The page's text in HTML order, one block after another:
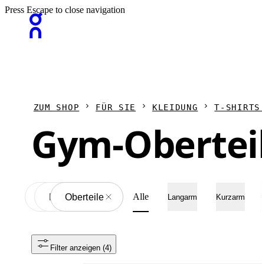
Press Escape to close navigation
ZUM SHOP FÜR SIE KLEIDUNG T-
Gym-
Kleidung
Oberteile Alle Langarm Kurzarm
Filter anzeigen (4)